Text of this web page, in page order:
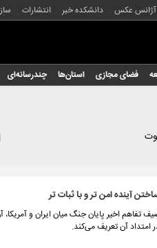
آژانس عکس دانشکده خبر انتشارات
فضای مجازی استان‌ها چندرسانه‌ای
آینده امن تر و با ثبات تر
تفاهم اخیر پایان جنگ میان ایران و آمریکا،
امتداد آن تعریف می‌کند.